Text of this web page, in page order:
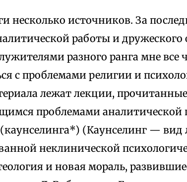
несколько источников. За
работы и
разного ранга мне все
с проблемами религии и
лежат лекции,
проблемами аналитической
(Каунселинг — вид
неклинической
и новая мораль,